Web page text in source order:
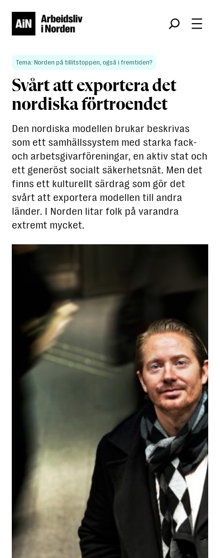
Søk
Tema: Norden på tillitstoppen, også i fremtiden?
Svårt att exportera det
nordiska förtroendet
Den nordiska modellen brukar beskrivas
som ett samhällssystem med starka fack-
och arbetsgivarföreningar, en aktiv stat och
ett generöst socialt säkerhetsnät. Men det
finns ett kulturellt särdrag som gör det
svårt att exportera modellen till andra
länder. I Norden litar folk på varandra
extremt mycket.